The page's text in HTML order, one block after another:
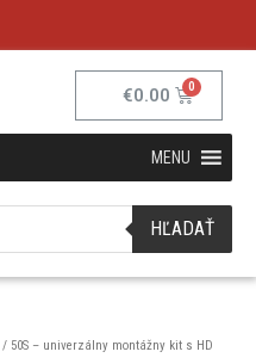
€0.00
MENU
HĽADAŤ
/ 50S – univerzálny montážny kit s HD